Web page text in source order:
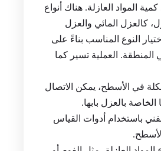
كمية المواد العازلة. هناك أنواع
كالعزل المائي والعزل
النوع المناسب بناءً على
العملية تسير كما
في الأسطح، يمكن الاتصال
بالعزل بابها.
باستخدام أدوات القياس